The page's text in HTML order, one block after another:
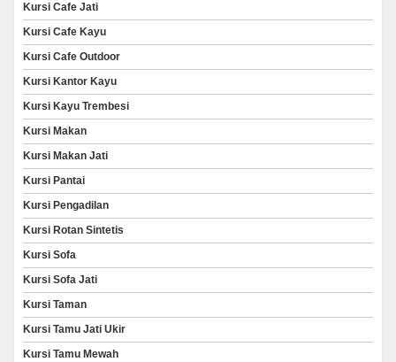
Kursi Cafe Jati
Kursi Cafe Kayu
Kursi Cafe Outdoor
Kursi Kantor Kayu
Kursi Kayu Trembesi
Kursi Makan
Kursi Makan Jati
Kursi Pantai
Kursi Pengadilan
Kursi Rotan Sintetis
Kursi Sofa
Kursi Sofa Jati
Kursi Taman
Kursi Tamu Jati Ukir
Kursi Tamu Mewah